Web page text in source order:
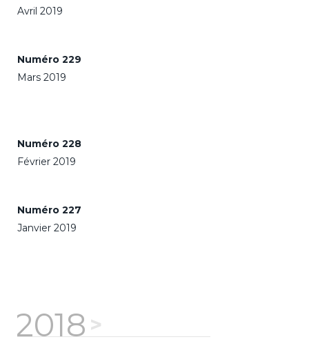
Avril 2019
Numéro 229
Mars 2019
Numéro 228
Février 2019
Numéro 227
Janvier 2019
2018